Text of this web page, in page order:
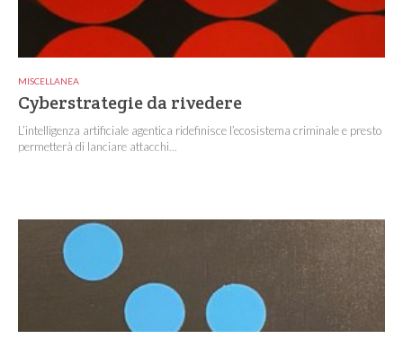
MISCELLANEA
Cyberstrategie da rivedere
L’intelligenza artificiale agentica ridefinisce l’ecosistema criminale e presto
permetterà di lanciare attacchi...